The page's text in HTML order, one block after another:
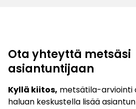
Ota yhteyttä metsäsi
asiantuntijaan
Kyllä kiitos, metsätila-arviointi
haluan keskustella lisää